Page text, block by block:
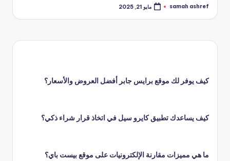
تمّ
بواسطة
samah ashref مايو 21, 2025
كيف يوفر لك موقع برايس جابر أفضل العروض والأسعار؟
كيف يساعدك تطبيق كايرو سيل في اتخاذ قرار شراء ذكي؟
ما هي مميزات مقارنة الإلكترونيات على موقع بيست باي؟